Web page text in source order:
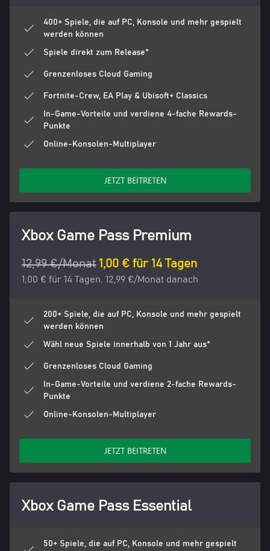
400+ Spiele, die auf PC, Konsole und mehr gespielt
werden können
Spiele direkt zum Release*
Grenzenloses Cloud Gaming
Fortnite-Crew, EA Play & Ubisoft+ Classics
In-Game-Vorteile und verdiene 4-fache Rewards-
Punkte
Online-Konsolen-Multiplayer
JETZT BEITRETEN
Xbox Game Pass Premium
12,99 €/Monat 1,00 € für 14 Tagen
1,00 € für 14 Tagen. 12,99 €/Monat danach
200+ Spiele, die auf PC, Konsole und mehr gespielt
werden können
Wähl neue Spiele innerhalb von 1 Jahr aus*
Grenzenloses Cloud Gaming
In-Game-Vorteile und verdiene 2-fache Rewards-
Punkte
Online-Konsolen-Multiplayer
JETZT BEITRETEN
Xbox Game Pass Essential
50+ Spiele, die auf PC, Konsole und mehr gespielt